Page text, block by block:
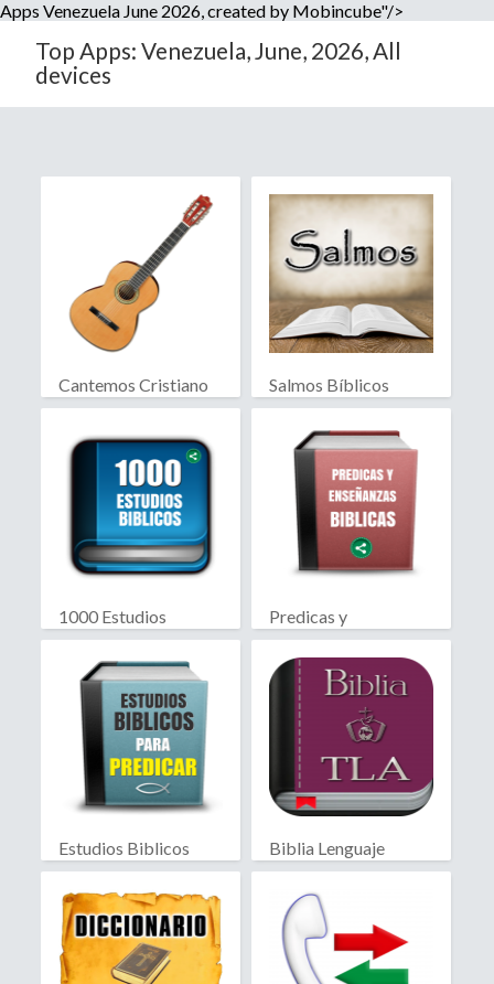
Apps Venezuela June 2026, created by Mobincube"/>
Top Apps: Venezuela, June, 2026, All
devices
Cantemos Cristiano Salmos Bíblicos
1000 Estudios
Biblicos
Predicas y
Enseñanzas Biblicas
Estudios Biblicos
para Predicar
Biblia Lenguaje
Actual